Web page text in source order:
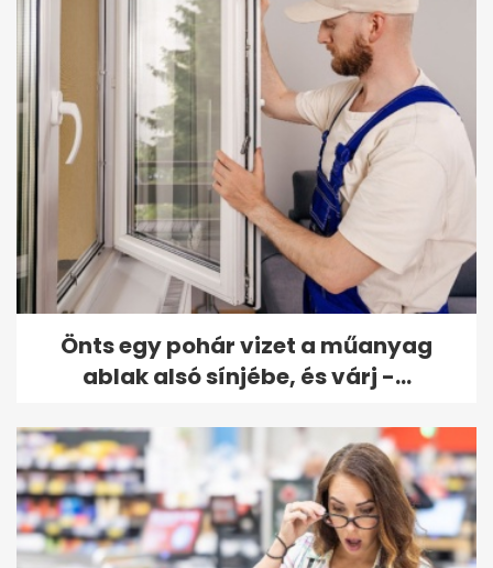
Önts egy pohár vizet a műanyag
ablak alsó sínjébe, és várj -...